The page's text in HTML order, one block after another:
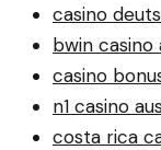
casino
bwin casino
casino
n1 casino
costa rica